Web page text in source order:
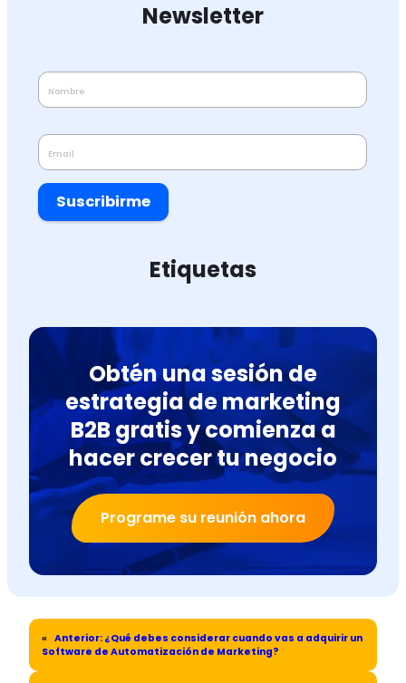
Newsletter
Suscribirme
Etiquetas
Obtén una sesión de
estrategia de marketing
B2B gratis y comienza a
hacer crecer tu negocio
Programe su reunión ahora
« Anterior: ¿Qué debes considerar cuando vas a adquirir un
Software de Automatización de Marketing?